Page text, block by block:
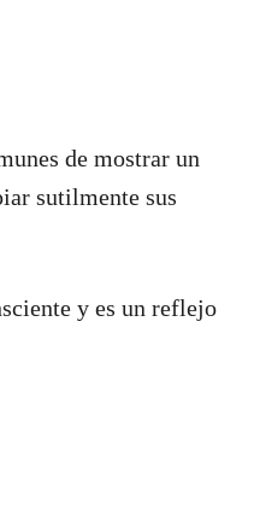
de mostrar un
sutilmente sus
y es un reflejo